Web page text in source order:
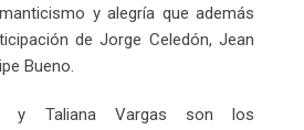
y alegría que además
de Jorge Celedón, Jean
Bueno.
y Taliana Vargas son los